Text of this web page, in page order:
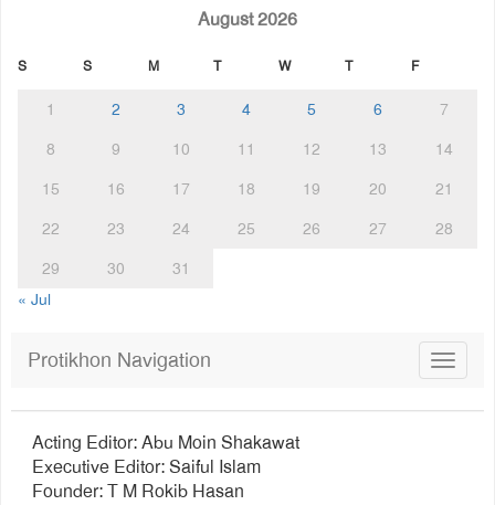
August 2026
S S M T W T F
1 2 3 4 5 6
7
8
9 10 11 12 13
14
15
16 17 18 19 20
21
22
23 24 25 26 27
28
29
30
31
« Jul
Toggle
Protikhon Navigation
Acting Editor: Abu Moin Shakawat
Executive Editor: Saiful Islam
Founder: T M Rokib Hasan